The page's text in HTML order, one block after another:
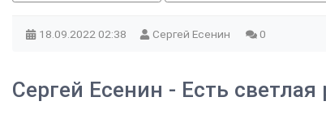
18.09.2022 02:38 Сергей Есенин 0
Сергей Есенин - Есть